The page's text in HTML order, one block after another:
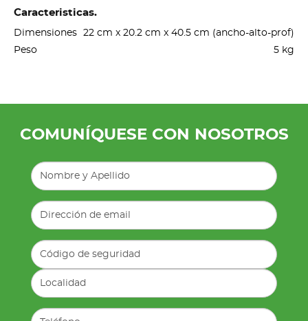
Caracteristicas.
Dimensiones
22 cm x 20.2 cm x 40.5 cm (ancho-alto-prof)
Peso
5 kg
COMUNÍQUESE CON NOSOTROS